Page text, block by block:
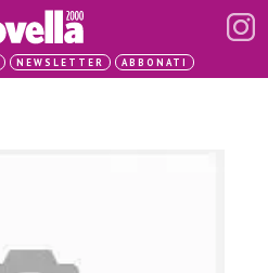
NEWSLETTER ABBONATI